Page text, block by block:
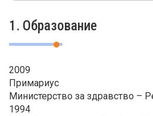
1. Образование
2009
Примариус
Министерство за здравство –
1994